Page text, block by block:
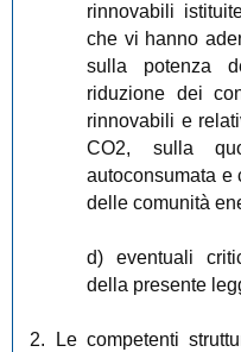
rinnovabili
che vi hanno
sulla potenza
riduzione dei
rinnovabili e
CO2, sulla
autoconsumata e
delle comunità
d) eventuali
della presente
2. Le competenti